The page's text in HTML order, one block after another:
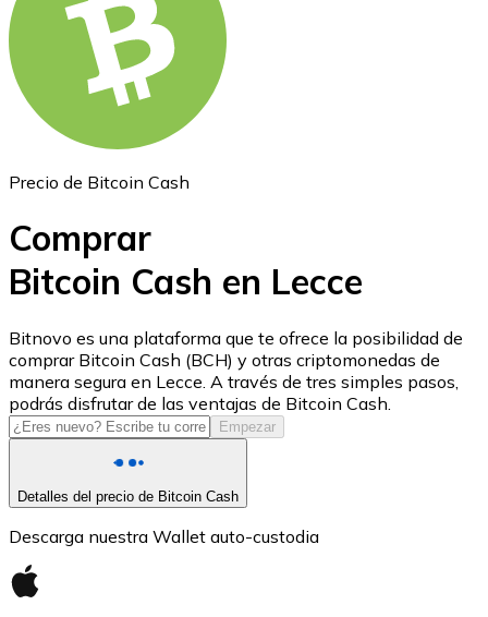
Ethereum
USD Coin
USDC
Precio de Bitcoin Cash
Comprar
Bitcoin Cash en Lecce
Bitnovo es una plataforma que te ofrece la posibilidad de
comprar Bitcoin Cash (BCH) y otras criptomonedas de
manera segura en Lecce. A través de tres simples pasos,
podrás disfrutar de las ventajas de Bitcoin Cash.
Empezar
Detalles del precio de Bitcoin Cash
Descarga nuestra Wallet auto-custodia